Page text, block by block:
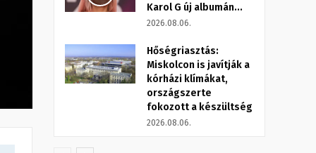
Karol G új albumán...
2026.08.06.
Hőségriasztás:
Miskolcon is javítják a
kórházi klímákat,
országszerte
fokozott a készültség
2026.08.06.